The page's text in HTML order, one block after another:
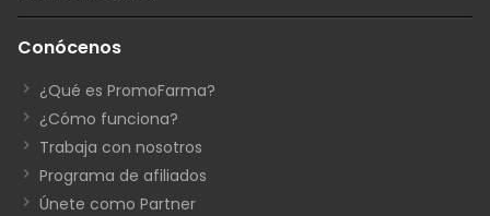
Conócenos
¿Qué es PromoFarma?
¿Cómo funciona?
Trabaja con nosotros
Programa de afiliados
Únete como Partner